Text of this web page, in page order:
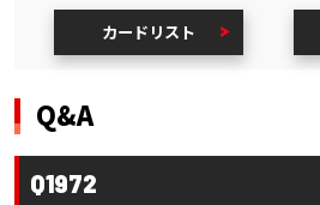
カードリスト
Q&A
Q1972